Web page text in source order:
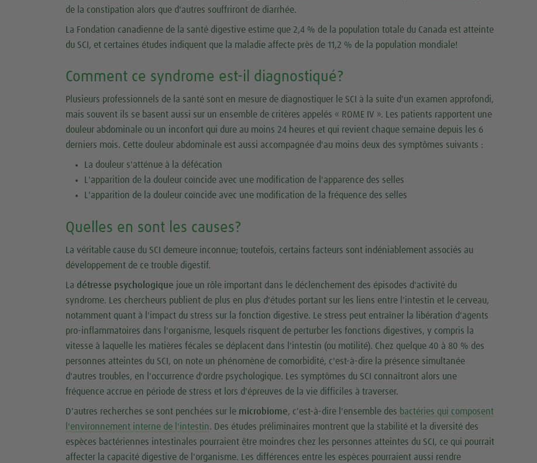
de la constipation alors que d'autres souffriront de diarrhée.
La Fondation canadienne de la santé digestive estime que 2,4 % de la population totale du Canada est atteinte
du SCI, et certaines études indiquent que la maladie affecte près de 11,2 % de la population mondiale!
Comment ce syndrome est-il diagnostiqué?
Plusieurs professionnels de la santé sont en mesure de diagnostiquer le SCI à la suite d'un examen approfondi,
mais souvent ils se basent aussi sur un ensemble de critères appelés « ROME IV ». Les patients rapportent une
douleur abdominale ou un inconfort qui dure au moins 24 heures et qui revient chaque semaine depuis les 6
derniers mois. Cette douleur abdominale est aussi accompagnée d'au moins deux des symptômes suivants :
La douleur s'atténue à la défécation
L'apparition de la douleur coïncide avec une modification de l'apparence des selles
L'apparition de la douleur coïncide avec une modification de la fréquence des selles
Quelles en sont les causes?
La véritable cause du SCI demeure inconnue; toutefois, certains facteurs sont indéniablement associés au
développement de ce trouble digestif.
La détresse psychologique joue un rôle important dans le déclenchement des épisodes d'activité du
syndrome. Les chercheurs publient de plus en plus d'études portant sur les liens entre l'intestin et le cerveau,
notamment quant à l'impact du stress sur la fonction digestive. Le stress peut entraîner la libération d'agents
pro-inflammatoires dans l'organisme, lesquels risquent de perturber les fonctions digestives, y compris la
vitesse à laquelle les matières fécales se déplacent dans l'intestin (ou motilité). Chez quelque 40 à 80 % des
personnes atteintes du SCI, on note un phénomène de comorbidité, c'est-à-dire la présence simultanée
d'autres troubles, en l'occurrence d'ordre psychologique. Les symptômes du SCI connaîtront alors une
fréquence accrue en période de stress et lors d'épreuves de la vie difficiles à traverser.
D'autres recherches se sont penchées sur le microbiome, c'est-à-dire l'ensemble des bactéries qui composent
l'environnement interne de l'intestin. Des études préliminaires montrent que la stabilité et la diversité des
espèces bactériennes intestinales pourraient être moindres chez les personnes atteintes du SCI, ce qui pourrait
affecter la capacité digestive de l'organisme. Les différences entre les espèces pourraient aussi rendre